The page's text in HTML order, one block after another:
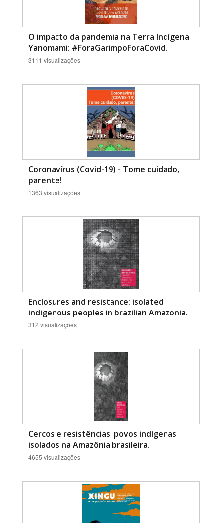
O impacto da pandemia na Terra Indígena
Yanomami: #ForaGarimpoForaCovid.
3111 visualizações
Coronavírus (Covid-19) - Tome cuidado,
parente!
1363 visualizações
Enclosures and resistance: isolated
indigenous peoples in brazilian Amazonia.
312 visualizações
Cercos e resistências: povos indígenas
isolados na Amazônia brasileira.
4655 visualizações